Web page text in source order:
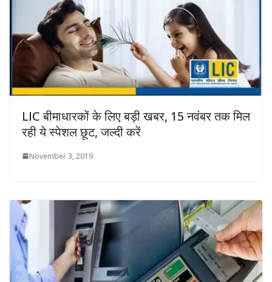
LIC बीमाधारकों के लिए बड़ी खबर, 15 नवंबर तक मिल
रही ये स्पेशल छूट, जल्दी करें
November 3, 2019